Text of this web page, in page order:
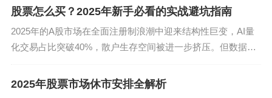
革。2025年，注册制的全面深化落实进入关键阶
段。其核心在于“入口畅通、出口严格、优胜劣汰”。
一方面，对符合国家战略方向的高科技企业上市流
加优质供给，丰富股票行情的内涵。另一方面，退
上演，让2025年的...
股票怎么买？2025年新手必看的实战避坑指南
2025年的A股市场在全面注册制浪潮中迎来结构性巨变，AI量
化交易占比突破40%，散户生存空间被进一步挤压。但数据显
低，房产投资门槛高企，股票仍...
2025年股票市场休市安排全解析